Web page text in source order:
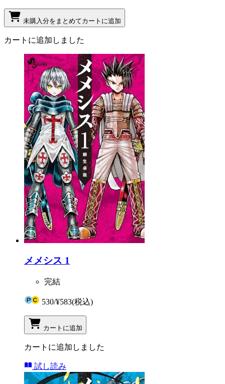
未購入分をまとめてカートに追加
カートに追加しました
メメシス 1
完結
530/¥583(税込)
カートに追加
カートに追加しました
試し読み